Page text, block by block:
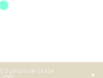
Couleurs de texte